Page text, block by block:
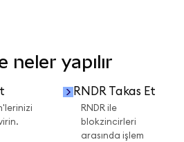
yapılır
RNDR Takas Et
RNDR ile
blokzincirleri
arasında işlem